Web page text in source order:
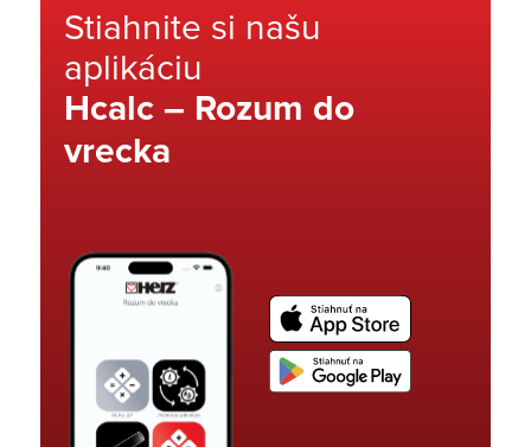
Stiahnite si našu
aplikáciu
Hcalc – Rozum do
vrecka